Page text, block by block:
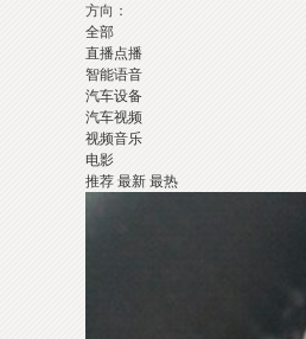
方向：
全部
直播点播
智能语音
汽车设备
汽车视频
视频音乐
电影
推荐 最新 最热